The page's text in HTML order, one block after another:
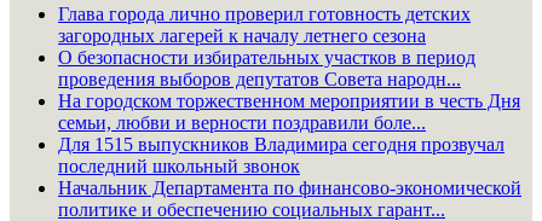
Глава города лично проверил готовность детских
загородных лагерей к началу летнего сезона
О безопасности избирательных участков в период
проведения выборов депутатов Совета народн...
На городском торжественном мероприятии в честь Дня
семьи, любви и верности поздравили боле...
Для 1515 выпускников Владимира сегодня прозвучал
последний школьный звонок
Начальник Департамента по финансово-экономической
политике и обеспечению социальных гарант...